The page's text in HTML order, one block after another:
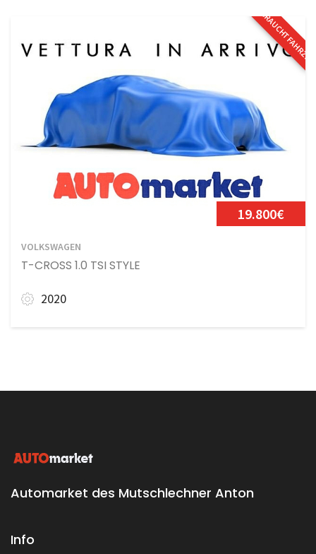
19.800€
VOLKSWAGEN
T-CROSS 1.0 TSI STYLE
2020
Automarket des Mutschlechner Anton
Info